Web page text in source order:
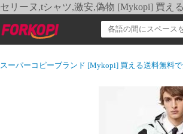
セリーヌ,tシャツ,激安,偽物 [Mykopi] 買え
スーパーコピーブランド [Mykopi] 買える送料無料